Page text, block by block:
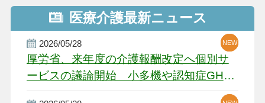
医療介護最新ニュース
2026/05/28
厚労省、来年度の介護報酬改定へ個別サ
ービスの議論開始 小多機や認知症GH、
厳しい経営環境に危機感
NEW
NEW
NEW